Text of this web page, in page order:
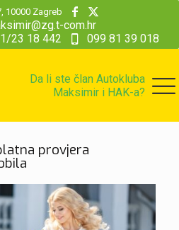
23 18 442 099 81 39 018
com.hr
10000 Zagreb
Da li ste član Autokluba
Maksimir i HAK-a?
provjera